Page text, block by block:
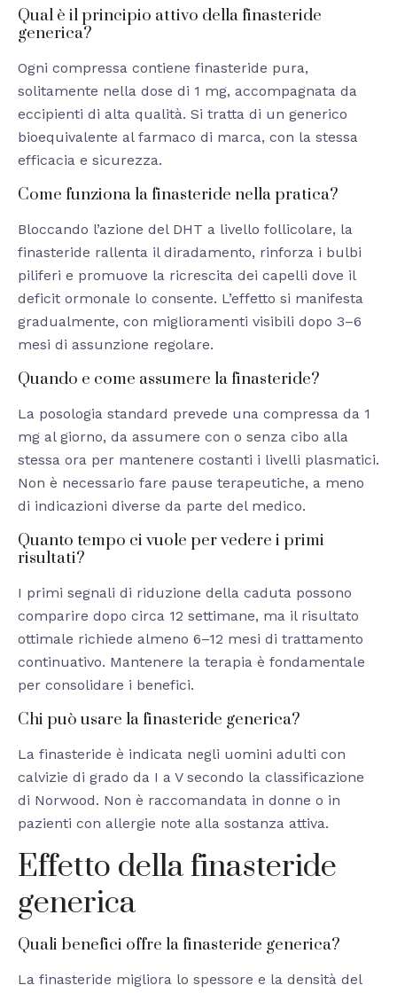
Qual è il principio attivo della finasteride
generica?
Ogni compressa contiene finasteride pura,
solitamente nella dose di 1 mg, accompagnata da
eccipienti di alta qualità. Si tratta di un generico
bioequivalente al farmaco di marca, con la stessa
efficacia e sicurezza.
Come funziona la finasteride nella pratica?
Bloccando l’azione del DHT a livello follicolare, la
finasteride rallenta il diradamento, rinforza i bulbi
piliferi e promuove la ricrescita dei capelli dove il
deficit ormonale lo consente. L’effetto si manifesta
gradualmente, con miglioramenti visibili dopo 3–6
mesi di assunzione regolare.
Quando e come assumere la finasteride?
La posologia standard prevede una compressa da 1
mg al giorno, da assumere con o senza cibo alla
stessa ora per mantenere costanti i livelli plasmatici.
Non è necessario fare pause terapeutiche, a meno
di indicazioni diverse da parte del medico.
Quanto tempo ci vuole per vedere i primi
risultati?
I primi segnali di riduzione della caduta possono
comparire dopo circa 12 settimane, ma il risultato
ottimale richiede almeno 6–12 mesi di trattamento
continuativo. Mantenere la terapia è fondamentale
per consolidare i benefici.
Chi può usare la finasteride generica?
La finasteride è indicata negli uomini adulti con
calvizie di grado da I a V secondo la classificazione
di Norwood. Non è raccomandata in donne o in
pazienti con allergie note alla sostanza attiva.
Effetto della finasteride
generica
Quali benefici offre la finasteride generica?
La finasteride migliora lo spessore e la densità del